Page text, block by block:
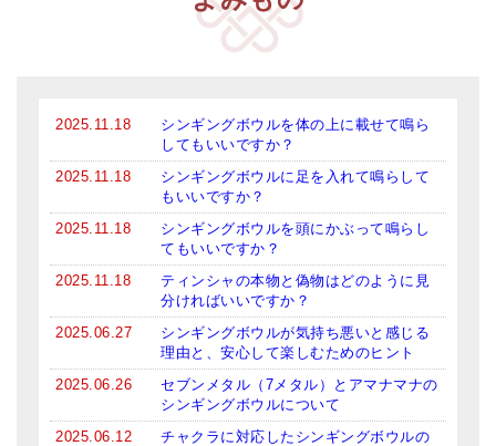
2025.11.18
シンギングボウルを体の上に載せて鳴ら
してもいいですか？
2025.11.18
シンギングボウルに足を入れて鳴らして
もいいですか？
2025.11.18
シンギングボウルを頭にかぶって鳴らし
てもいいですか？
2025.11.18
ティンシャの本物と偽物はどのように見
分ければいいですか？
2025.06.27
シンギングボウルが気持ち悪いと感じる
理由と、安心して楽しむためのヒント
2025.06.26
セブンメタル（7メタル）とアマナマナの
シンギングボウルについて
2025.06.12
チャクラに対応したシンギングボウルの